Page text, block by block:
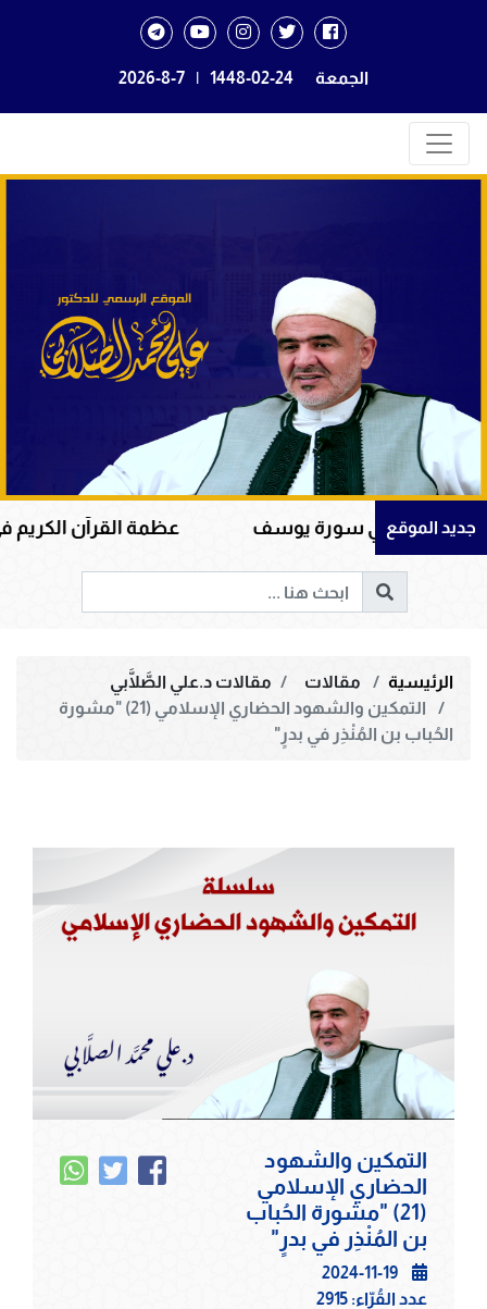
الجمعة 1448-02-24
|
2026-8-7
جديد الموقع
سورة يوسف عظمة القرآن الكريم في هداية
الرئيسية مقالات
مقالات د.علي الصَّلَّابي
التمكين والشهود الحضاري الإسلامي (21) "مشورة
الحُباب بن المُنْذِر في بدرٍ"
التمكين والشهود
الحضاري الإسلامي
(21) "مشورة الحُباب
بن المُنْذِر في بدرٍ"
2024-11-19
عدد القُرّاء: 2915